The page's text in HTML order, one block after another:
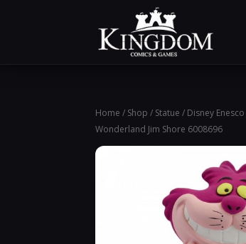
Home / Shop / Statue / Disney Enesco
Wonderland Jim Shore 6008696